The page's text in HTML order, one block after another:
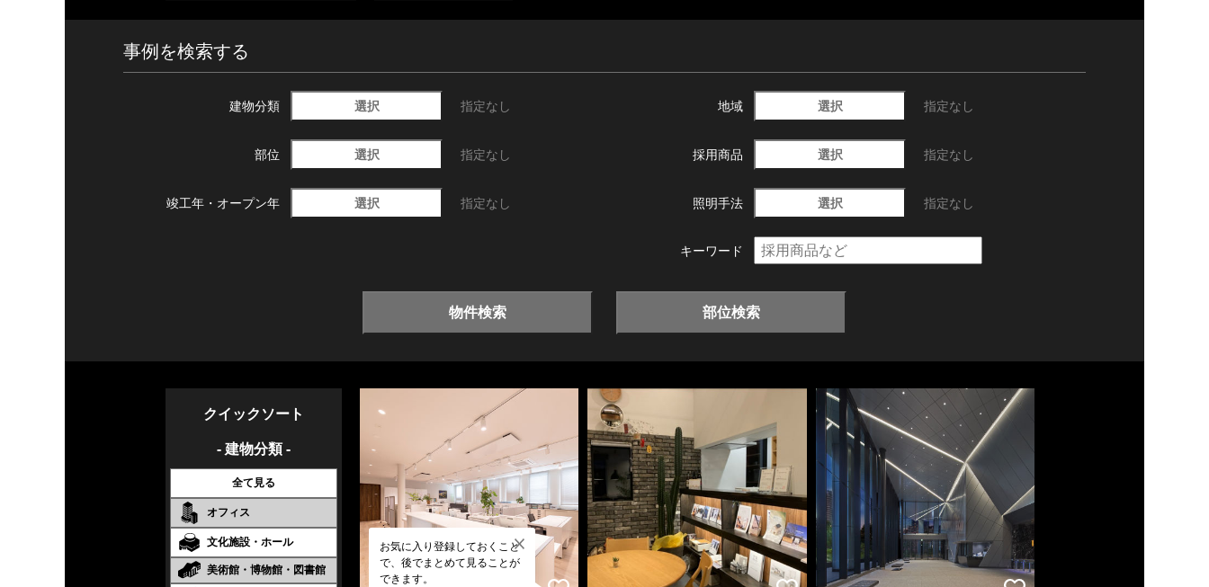
事例を検索する
建物分類 選択 指定なし 地域 選択 指定なし
部位 選択 指定なし 採用商品 選択 指定なし
竣工年・ オープン年 選択 指定なし 照明手法 選択 指定なし
キーワード
物件検索 部位検索
クイックソート
- 建物分類 -
全て見る
オフィス
文化施設・ホール
美術館・博物館・図書館
お気に入り登録しておくこと
で、後でまとめて見ることが
できます。